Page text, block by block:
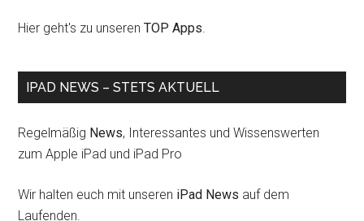
Hier geht's zu unserenTOP Apps.
IPAD NEWS – STETS AKTUELL
Regelmäßig News, Interessantes und Wissenswerten
zum Apple iPad und iPad Pro
Wir halten euch mit unseren iPad News auf dem
Laufenden.